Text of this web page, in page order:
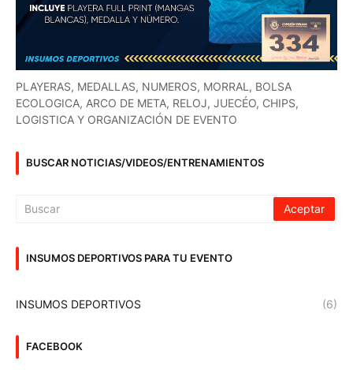
PLAYERAS, MEDALLAS, NUMEROS, MORRAL, BOLSA
ECOLOGICA, ARCO DE META, RELOJ, JUECÉO, CHIPS,
LOGISTICA Y ORGANIZACIÓN DE EVENTO
BUSCAR NOTICIAS/VIDEOS/ENTRENAMIENTOS
INSUMOS DEPORTIVOS PARA TU EVENTO
INSUMOS DEPORTIVOS (6)
FACEBOOK